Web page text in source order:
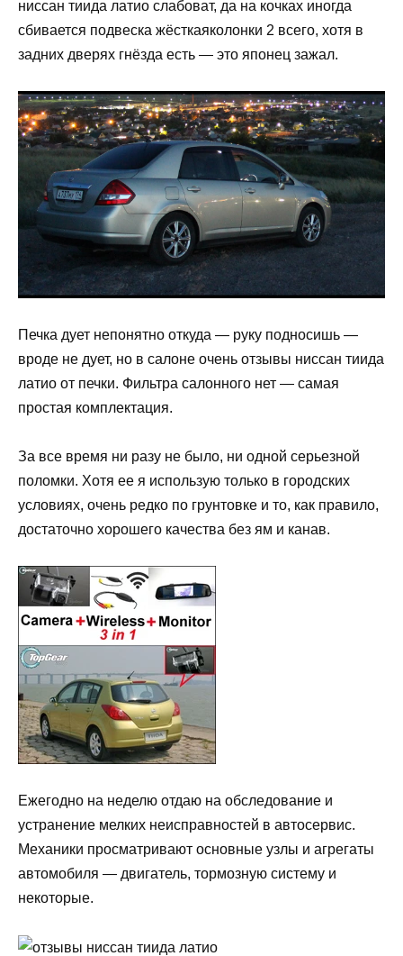
ниссан тиида латио слабоват, да на кочках иногда
сбивается подвеска жёсткаяколонки 2 всего, хотя в
задних дверях гнёзда есть — это японец зажал.
Печка дует непонятно откуда — руку подносишь —
вроде не дует, но в салоне очень отзывы ниссан тиида
латио от печки. Фильтра салонного нет — самая
простая комплектация.
За все время ни разу не было, ни одной серьезной
поломки. Хотя ее я использую только в городских
условиях, очень редко по грунтовке и то, как правило,
достаточно хорошего качества без ям и канав.
Ежегодно на неделю отдаю на обследование и
устранение мелких неисправностей в автосервис.
Механики просматривают основные узлы и агрегаты
автомобиля — двигатель, тормозную систему и
некоторые.